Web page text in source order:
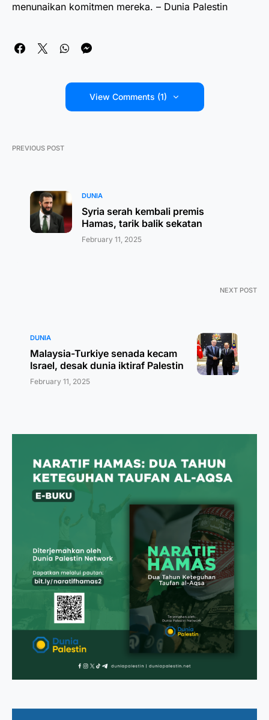
menunaikan komitmen mereka. – Dunia Palestin
View Comments (1)
PREVIOUS POST
DUNIA
Syria serah kembali premis
Hamas, tarik balik sekatan
February 11, 2025
NEXT POST
DUNIA
Malaysia-Turkiye senada kecam
Israel, desak dunia iktiraf Palestin
February 11, 2025